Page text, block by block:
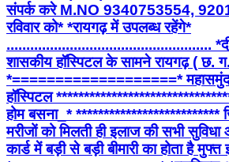
संपर्क करे M.NO 9340753554,
रविवार को* *रायगढ़ में उपलब्ध रहेंगे*
....................................................
शासकीय हॉस्पिटल के सामने रायगढ़ ( छ.
*===================* महासमुंद
हॉस्पिटल
होम बसना_* **************************
मरीजों को मिलती ही इलाज की सभी
कार्ड में बड़ी से बड़ी बीमारी का होता है मुफ्त